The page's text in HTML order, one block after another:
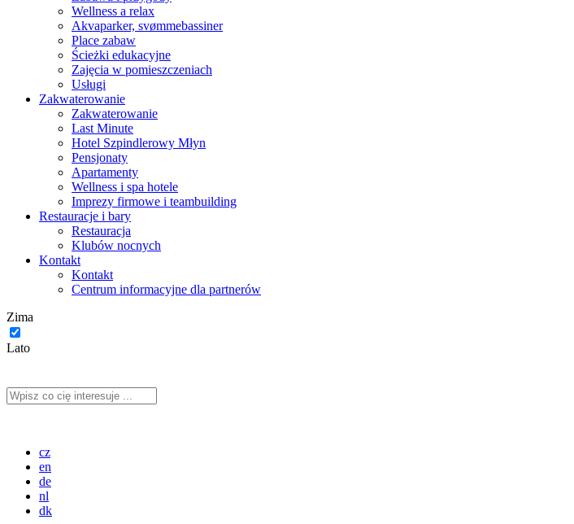
Wellness a relax
Akvaparker, svømmebassiner
Place zabaw
Ścieżki edukacyjne
Zajęcia w pomieszczeniach
Usługi
Zakwaterowanie
Zakwaterowanie
Last Minute
Hotel Szpindlerowy Młyn
Pensjonaty
Apartamenty
Wellness i spa hotele
Imprezy firmowe i teambuilding
Restauracje i bary
Restauracja
Klubów nocnych
Kontakt
Kontakt
Centrum informacyjne dla partnerów
Zima
Lato
cz
en
de
nl
dk